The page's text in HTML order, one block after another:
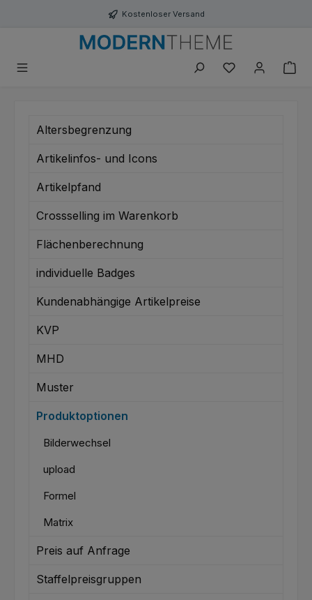
Zum Hauptinhalt springen Kostenloser Versand
Du hast 0
Altersbegrenzung
Artikelinfos- und Icons
Artikelpfand
Crossselling im Warenkorb
Flächenberechnung
individuelle Badges
Kundenabhängige Artikelpreise
KVP
MHD
Muster
Produktoptionen
Bilderwechsel
upload
Formel
Matrix
Preis auf Anfrage
Staffelpreisgruppen